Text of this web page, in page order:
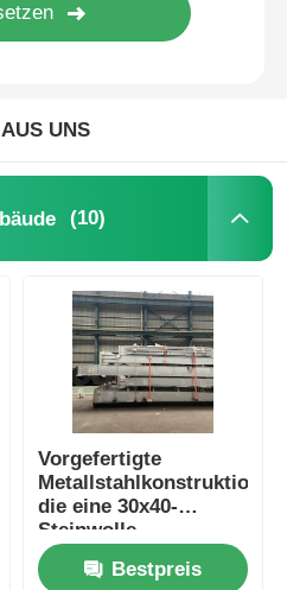
Gewerbe
UNS
(10)
Vorgefertigte
Metallstahlkonstruktion,
die eine 30x40-
Steinwolle-
Sandwichplattenwand
errichtetBestpreis